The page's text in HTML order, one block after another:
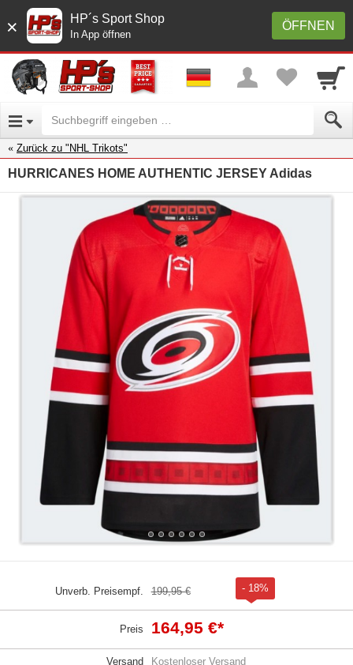
× ÖFFNEN
HP´s Sport Shop
In App öffnen
Zurück zu "NHL Trikots"
HURRICANES HOME AUTHENTIC JERSEY Adidas
Unverb. Preisempf. 199,95 € - 18%
Preis 164,95 €*
Versand Kostenloser Versand